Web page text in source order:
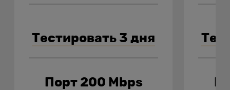
Тестировать 3 дня
Порт 200 Mbps